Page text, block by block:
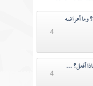
وما أعراضه
4
أفعل؟ ...
4